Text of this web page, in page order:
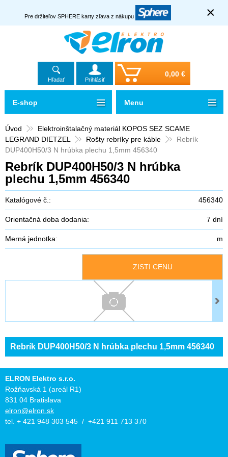
Pre držiteľov SPHERE karty zľava z nákupu ×
Hľadať Prihlásiť
0,00 €
Úvod
Elektroinštalačný materiál KOPOS SEZ SCAME
LEGRAND DIETZEL
Rošty rebríky pre káble
Rebrík
DUP400H50/3 N hrúbka plechu 1,5mm 456340
Rebrík DUP400H50/3 N hrúbka
plechu 1,5mm 456340
Katalógové č.: 456340
Orientačná doba dodania: 7 dní
Merná jednotka: m
ZISTI CENU
Rebrík DUP400H50/3 N hrúbka plechu 1,5mm 456340
E-shop Menu
ELRON Elektro s.r.o.
Rožňavská 1 (areál R1)
831 04 Bratislava
elron@elron.sk
tel. + 421 948 303 545 / +421 911 713 370